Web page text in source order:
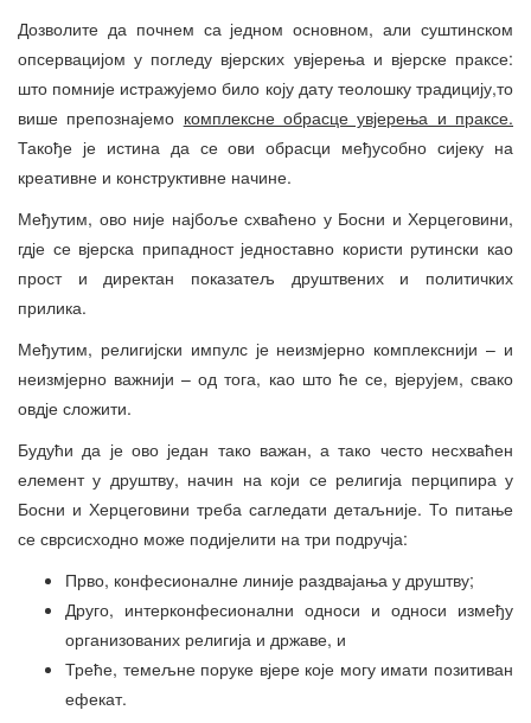
Дозволите да почнем са једном основном, али суштинском
опсервацијом у погледу вјерских увјерења и вјерске праксе:
што помније истражујемо било коју дату теолошку традицију,то
више препознајемо комплексне обрасце увјерења и праксе.
Такође је истина да се ови обрасци међусобно сијеку на
креативне и конструктивне начине.
Међутим, ово није најбоље схваћено у Босни и Херцеговини,
гдје се вјерска припадност једноставно користи рутински као
прост и директан показатељ друштвених и политичких
прилика.
Међутим, религијски импулс је неизмјерно комплекснији – и
неизмјерно важнији – од тога, као што ће се, вјерујем, свако
овдје сложити.
Будући да је ово један тако важан, а тако често несхваћен
елемент у друштву, начин на који се религија перципира у
Босни и Херцеговини треба сагледати детаљније. То питање
се сврсисходно може подијелити на три подручја:
Прво, конфесионалне линије раздвајања у друштву;
Друго, интерконфесионални односи и односи између
организованих религија и државе, и
Треће, темељне поруке вјере које могу имати позитиван
ефекат.